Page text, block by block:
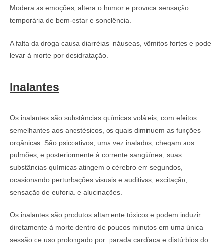
Modera as emoções, altera o humor e provoca sensação
temporária de bem-estar e sonolência.
A falta da droga causa diarréias, náuseas, vômitos fortes e pode
levar à morte por desidratação.
Inalantes
Os inalantes são substâncias químicas voláteis, com efeitos
semelhantes aos anestésicos, os quais diminuem as funções
orgânicas. São psicoativos, uma vez inalados, chegam aos
pulmões, e posteriormente à corrente sangüínea, suas
substâncias químicas atingem o cérebro em segundos,
ocasionando perturbações visuais e auditivas, excitação,
sensação de euforia, e alucinações.
Os inalantes são produtos altamente tóxicos e podem induzir
diretamente à morte dentro de poucos minutos em uma única
sessão de uso prolongado por: parada cardíaca e distúrbios do